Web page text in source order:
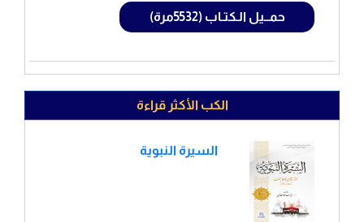
حمــيل الـكتـاب (5532مرة)
الكب الأكثر قراءة
السيرة النبوية